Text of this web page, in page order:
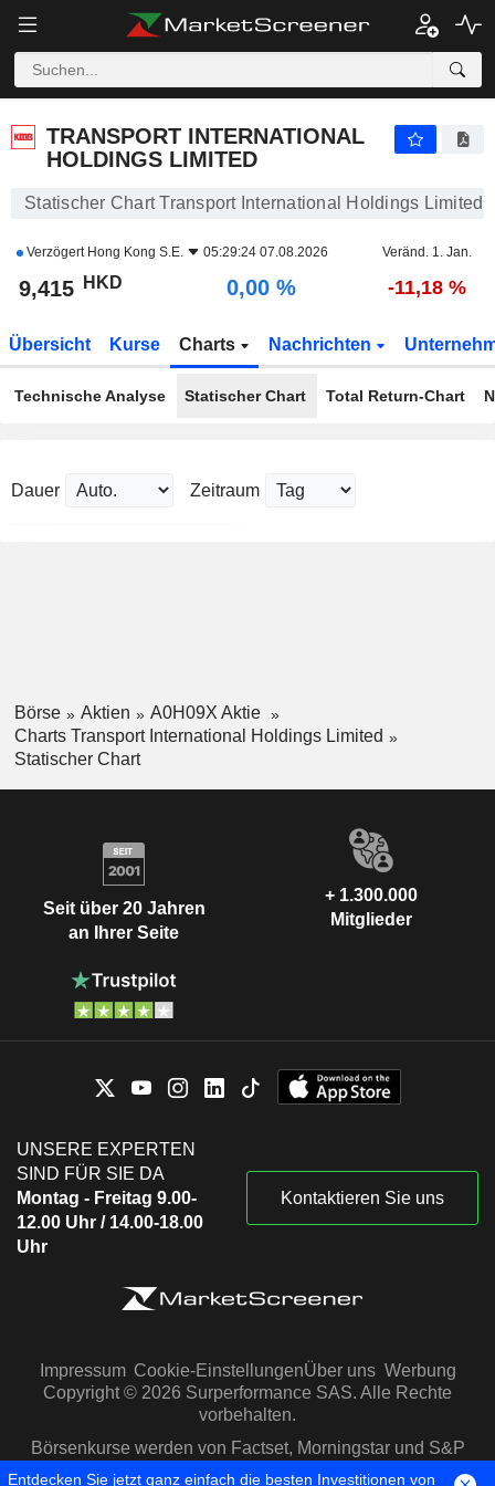
TRANSPORT INTERNATIONAL
HOLDINGS LIMITED
Statischer Chart Transport International Holdings Limited
Verzögert Hong Kong S.E. 05:29:24 07.08.2026 Veränd. 1. Jan.
9,415 HKD 0,00 % -11,18 %
Übersicht Kurse Charts Nachrichten
Technische Analyse Statischer Chart Total Return-Chart
Dauer Zeitraum
Börse Aktien
A0H09X Aktie
Charts Transport International Holdings Limited
Statischer Chart
Seit über 20 Jahren
an Ihrer Seite
+ 1.300.000
Mitglieder
UNSERE EXPERTEN
SIND FÜR SIE DA
Montag - Freitag 9.00-
12.00 Uhr / 14.00-18.00
Uhr
Kontaktieren Sie uns
Impressum Cookie-EinstellungenÜber uns Werbung
Copyright © 2026 Surperformance SAS. Alle Rechte
vorbehalten.
Börsenkurse werden von Factset, Morningstar und S&P
Capital IQ zur Verfügung gestellt
Entdecken Sie jetzt ganz einfach die besten Investitionen von